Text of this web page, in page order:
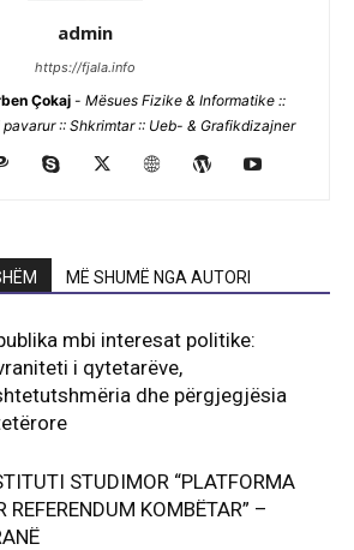
admin
https://fjala.info
Çokaj - Mësues Fizike & Informatike ::
:: Shkrimtar :: Ueb- & Grafikdizajner
MË SHUMË NGA AUTORI
mbi interesat politike:
i qytetarëve,
dhe përgjegjësia
STUDIMOR “PLATFORMA
REFERENDUM KOMBËTAR” –